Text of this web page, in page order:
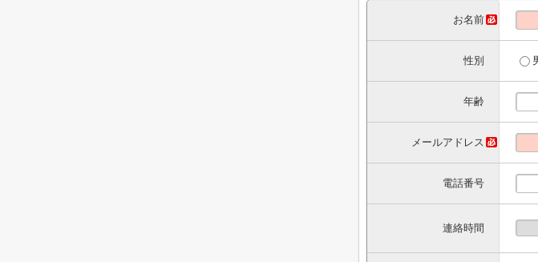
お名前
性別
年齢
メールアドレス
電話番号
連絡時間